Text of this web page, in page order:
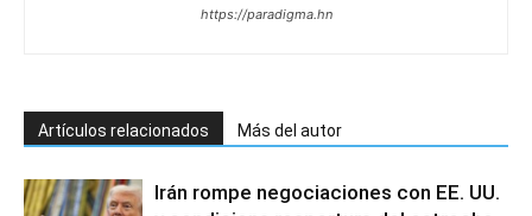
https://paradigma.hn
Artículos relacionados Más del autor
Irán rompe negociaciones con EE. UU.